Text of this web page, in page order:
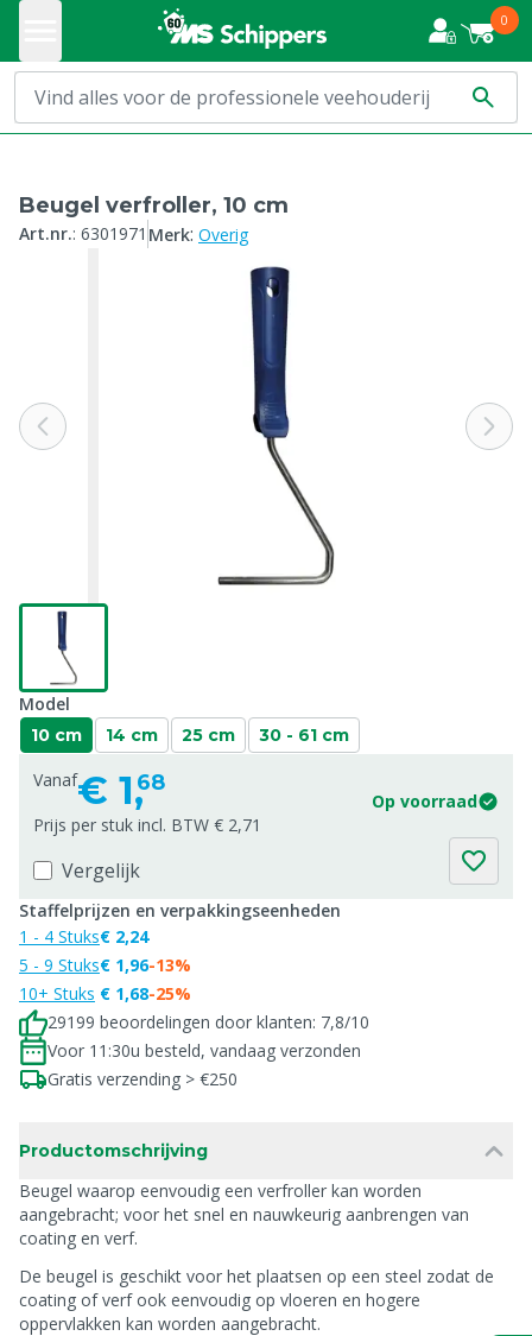
0
Beugel verfroller, 10 cm
Art.nr.: 6301971 Merk: Overig
Model
10 cm 14 cm 25 cm 30 - 61 cm
Vanaf€ 1,68
Op voorraad
Prijs per stuk incl. BTW € 2,71
Vergelijk
Staffelprijzen en verpakkingseenheden
1 - 4 Stuks
5 - 9 Stuks
10+ Stuks
€ 2,24
€ 1,96
€ 1,68
-13%
-25%
29199 beoordelingen door klanten: 7,8/10
Voor 11:30u besteld, vandaag verzonden
Gratis verzending > €250
Productomschrijving
Beugel waarop eenvoudig een verfroller kan worden
aangebracht; voor het snel en nauwkeurig aanbrengen van
coating en verf.
De beugel is geschikt voor het plaatsen op een steel zodat de
coating of verf ook eenvoudig op vloeren en hogere
oppervlakken kan worden aangebracht.